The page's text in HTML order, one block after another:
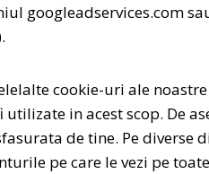
googleadservices.com
cookie-uri ale
in acest scop. De
de tine. Pe diverse
pe care le vezi pe